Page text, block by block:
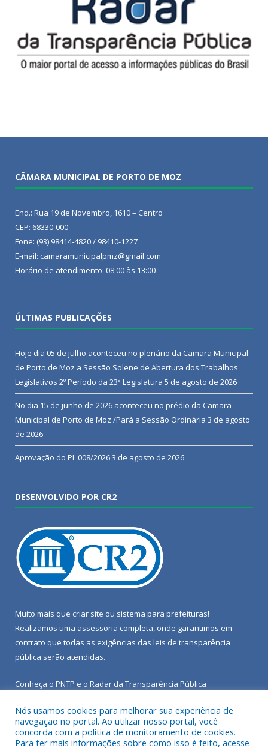
CÂMARA MUNICIPAL DE PORTO DE MOZ
End.: Rua 19 de Novembro, 1610 – Centro
CEP: 68330-000
Fone: (93) 98414-4820 / 98410-1227
E-mail: camaramunicipalpmz@gmail.com
Horário de atendimento: 08:00 às 13:00
ÚLTIMAS PUBLICAÇÕES
Hoje dia 05 de julho aconteceu no plenário da Camara Municipal
de Porto de Moz a Sessão Solene de Abertura dos Trabalhos
Legislativos 2º Período da 23ª Legislatura 5 de agosto de 2026
No dia 15 de junho de 2026 aconteceu no prédio da Camara
Municipal de Porto de Moz /Pará a Sessão Ordinária 3 de agosto
de 2026
Aprovação do PL 008/20263 de agosto de 2026
DESENVOLVIDO POR CR2
Muito mais que criar site ou sistema para prefeituras!
Realizamos uma assessoria completa, onde garantimos em
contrato que todas as exigências das leis de transparência
pública serão atendidas.
Conheça o PNTP e o Radar da Transparência Pública
Nós usamos cookies para melhorar sua experiência de
navegação no portal. Ao utilizar nosso portal, você
concorda com a política de monitoramento de cookies.
Para ter mais informações sobre como isso é feito, acesse